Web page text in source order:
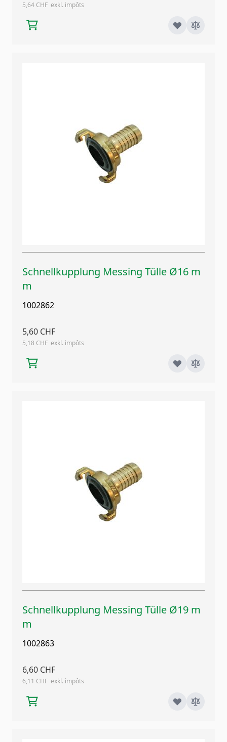
5,64 CHF
Schnellkupplung Messing Tülle Ø16 m
m
1002862
5,60 CHF
5,18 CHF
Schnellkupplung Messing Tülle Ø19 m
m
1002863
6,60 CHF
6,11 CHF